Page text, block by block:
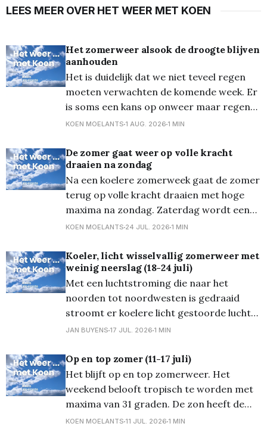
LEES MEER OVER HET WEER MET KOEN
Het zomerweer alsook de droogte blijven
aanhouden
Het is duidelijk dat we niet teveel regen
moeten verwachten de komende week. Er
is soms een kans op onweer maar regen
over meerdere dagen zit er niet in. De
scoren gedurende deze week. Het
weekend geeft temperaturen van om en
bij de 26 graden, wat
KOEN MOELANTS 1 AUG. 2026 1 MIN
De zomer gaat weer op volle kracht
draaien na zondag
Na een koelere zomerweek gaat de zomer
terug op volle kracht draaien met hoge
maxima na zondag. Zaterdag wordt een
aangename zomerdag met veel zon. In de
met cumuluswolken. De maxima lopen op
tot 27 graden. De wind waait zwak uit het
KOEN MOELANTS 24 JUL. 2026 1 MIN
Koeler, licht wisselvallig zomerweer met
weinig neerslag (18-24 juli)
Met een luchtstroming die naar het
noorden tot noordwesten is gedraaid
stroomt er koelere licht gestoorde lucht
naar ons toe. De temperaturen zijn deze
regen vallen maar grote hoeveelheden
worden niet verwacht. De nachtminima
zijn veel slaapvriendelijker en komen uit
tussen 13
JAN BUYENS 17 JUL. 2026 1 MIN
Op en top zomer (11-17 juli)
Het blijft op en top zomerweer. Het
weekend belooft tropisch te worden met
maxima van 31 graden. De zon heeft de
hemel voor zich alleen. Gelukkig waait er
KOEN MOELANTS 11 JUL. 2026 1 MIN